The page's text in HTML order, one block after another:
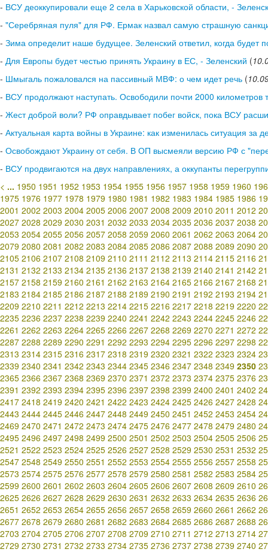
- ВСУ деоккупировали еще 2 села в Харьковской области, -
- "Серебряная пуля" для РФ. Ермак назвал самую страшную
- Зима определит наше будущее. Зеленский ответил, когда будет
- Для Европы будет честью принять Украину в ЕС, - Зеленский (
- Шмыгаль пожаловался на пассивный МВФ: о чем идет речь (
- ВСУ продолжают наступать. Освободили почти 2000 километров
- Жест доброй воли? РФ оправдывает побег войск, пока ВСУ
- Актуальная карта войны в Украине: как изменилась ситуация за
- Освобождают Украину от себя. В ОП высмеяли версию РФ с
- ВСУ продвигаются на двух направлениях, а оккупанты
< ... 1950 1951 1952 1953 1954 1955 1956 1957 1958 1959 1960
1975 1976 1977 1978 1979 1980 1981 1982 1983 1984 1985 1986
2001 2002 2003 2004 2005 2006 2007 2008 2009 2010 2011 2012
2027 2028 2029 2030 2031 2032 2033 2034 2035 2036 2037 2038
2053 2054 2055 2056 2057 2058 2059 2060 2061 2062 2063 2064
2079 2080 2081 2082 2083 2084 2085 2086 2087 2088 2089 2090
2105 2106 2107 2108 2109 2110 2111 2112 2113 2114 2115 2116
2131 2132 2133 2134 2135 2136 2137 2138 2139 2140 2141 2142
2157 2158 2159 2160 2161 2162 2163 2164 2165 2166 2167 2168
2183 2184 2185 2186 2187 2188 2189 2190 2191 2192 2193 2194
2209 2210 2211 2212 2213 2214 2215 2216 2217 2218 2219 2220
2235 2236 2237 2238 2239 2240 2241 2242 2243 2244 2245 2246
2261 2262 2263 2264 2265 2266 2267 2268 2269 2270 2271 2272
2287 2288 2289 2290 2291 2292 2293 2294 2295 2296 2297 2298
2313 2314 2315 2316 2317 2318 2319 2320 2321 2322 2323 2324
2339 2340 2341 2342 2343 2344 2345 2346 2347 2348 2349 2350
2365 2366 2367 2368 2369 2370 2371 2372 2373 2374 2375 2376
2391 2392 2393 2394 2395 2396 2397 2398 2399 2400 2401 2402
2417 2418 2419 2420 2421 2422 2423 2424 2425 2426 2427 2428
2443 2444 2445 2446 2447 2448 2449 2450 2451 2452 2453 2454
2469 2470 2471 2472 2473 2474 2475 2476 2477 2478 2479 2480
2495 2496 2497 2498 2499 2500 2501 2502 2503 2504 2505 2506
2521 2522 2523 2524 2525 2526 2527 2528 2529 2530 2531 2532
2547 2548 2549 2550 2551 2552 2553 2554 2555 2556 2557 2558
2573 2574 2575 2576 2577 2578 2579 2580 2581 2582 2583 2584
2599 2600 2601 2602 2603 2604 2605 2606 2607 2608 2609 2610
2625 2626 2627 2628 2629 2630 2631 2632 2633 2634 2635 2636
2651 2652 2653 2654 2655 2656 2657 2658 2659 2660 2661 2662
2677 2678 2679 2680 2681 2682 2683 2684 2685 2686 2687 2688
2703 2704 2705 2706 2707 2708 2709 2710 2711 2712 2713 2714
2729 2730 2731 2732 2733 2734 2735 2736 2737 2738 2739 2740